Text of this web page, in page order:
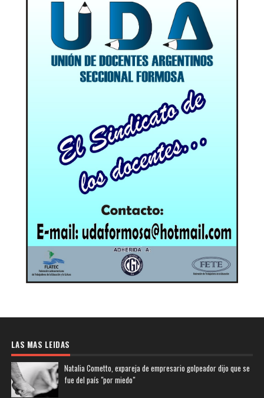
LAS MAS LEIDAS
Natalia Cometto, expareja de empresario golpeador dijo que se
fue del país "por miedo"